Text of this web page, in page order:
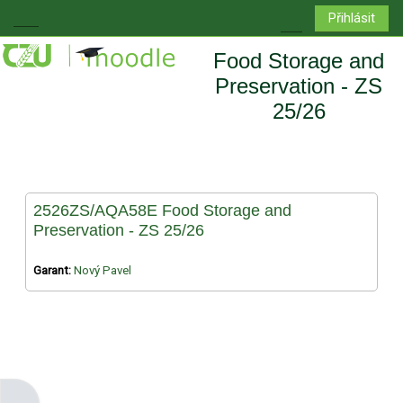
Boční panel
Přepnout
Přihlásit
Food Storage and
Preservation - ZS
25/26
2526ZS/AQA58E Food Storage and
Preservation - ZS 25/26
Garant: Nový Pavel